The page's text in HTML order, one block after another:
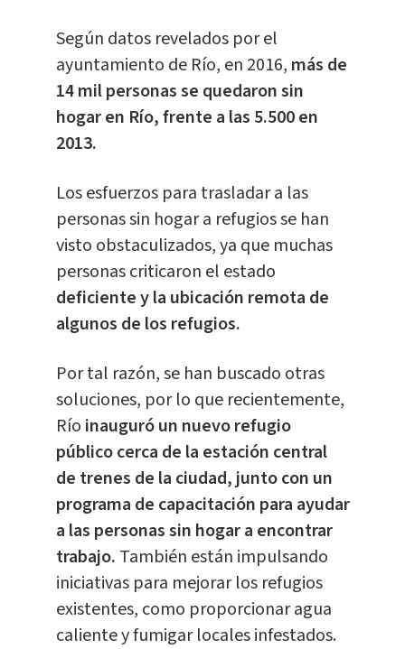
Según datos revelados por el
ayuntamiento de Río, en 2016, más de
14 mil personas se quedaron sin
hogar en Río, frente a las 5.500 en
2013.
Los esfuerzos para trasladar a las
personas sin hogar a refugios se han
visto obstaculizados, ya que muchas
personas criticaron el estado
deficiente y la ubicación remota de
algunos de los refugios.
Por tal razón, se han buscado otras
soluciones, por lo que recientemente,
Río inauguró un nuevo refugio
público cerca de la estación central
de trenes de la ciudad, junto con un
programa de capacitación para ayudar
a las personas sin hogar a encontrar
trabajo. También están impulsando
iniciativas para mejorar los refugios
existentes, como proporcionar agua
caliente y fumigar locales infestados.